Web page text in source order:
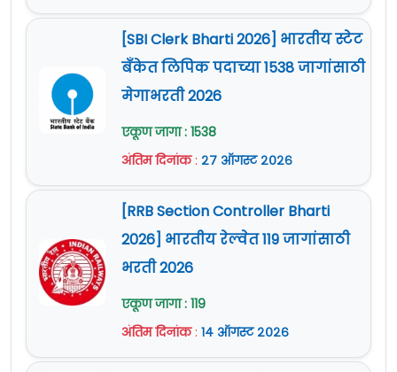
[SBI Clerk Bharti 2026] भारतीय स्टेट
बँकेत लिपिक पदाच्या 1538 जागांसाठी
मेगाभरती 2026
एकूण जागा : 1538
अंतिम दिनांक: २७ ऑगस्ट २०२६
[RRB Section Controller Bharti
2026] भारतीय रेल्वेत 119 जागांसाठी
भरती 2026
एकूण जागा : 119
अंतिम दिनांक: १४ ऑगस्ट २०२६